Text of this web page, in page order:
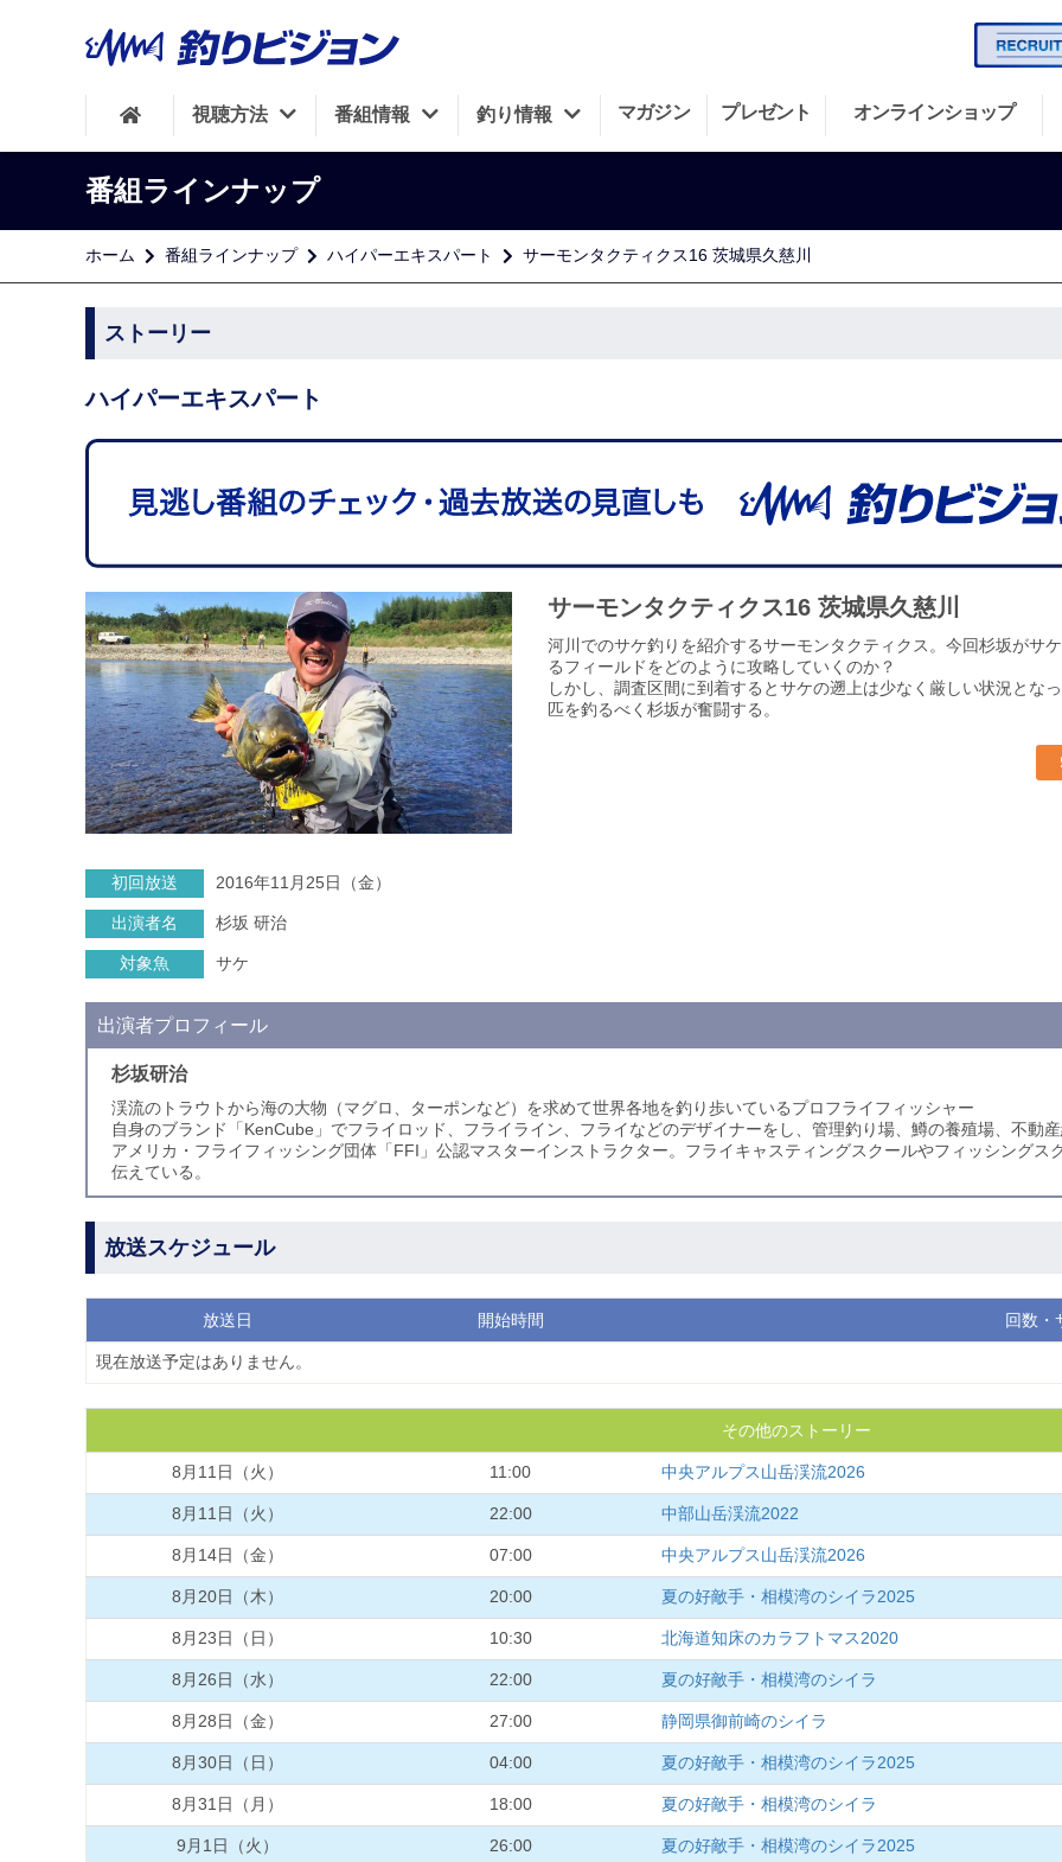
視聴方法 番組情報 釣り情報 マガジン プレゼント オンラインショップ
番組ラインナップ
ホーム 番組ラインナップ ハイパーエキスパート サーモンタクティクス16 茨城県久慈川
ストーリー
ハイパーエキスパート
サーモンタクティクス16 茨城県久慈川
河川でのサケ釣りを紹介するサーモンタクティクス。今回杉坂がサ
るフィールドをどのように攻略していくのか？
しかし、調査区間に到着するとサケの遡上は少なく厳しい状況とな
匹を釣るべく杉坂が奮闘する。
初回放送 2016年11月25日（金）
出演者名 杉坂 研治
対象魚 サケ
出演者プロフィール
杉坂研治
渓流のトラウトから海の大物（マグロ、ターポンなど）を求めて世界各地を釣り歩いているプロフライフィッシャー
自身のブランド「KenCube」でフライロッド、フライライン、フライなどのデザイナーをし、管理釣り場、鱒の養殖場、不動
アメリカ・フライフィッシング団体「FFI」公認マスターインストラクター。フライキャスティングスクールやフィッシング
伝えている。
放送スケジュール
放送日 開始時間 回数・
現在放送予定はありません。
その他のストーリー
8月11日（火） 11:00 中央アルプス山岳渓流2026
8月11日（火） 22:00 中部山岳渓流2022
8月14日（金） 07:00 中央アルプス山岳渓流2026
8月20日（木） 20:00 夏の好敵手・相模湾のシイラ2025
8月23日（日） 10:30 北海道知床のカラフトマス2020
8月26日（水） 22:00 夏の好敵手・相模湾のシイラ
8月28日（金） 27:00 静岡県御前崎のシイラ
8月30日（日） 04:00 夏の好敵手・相模湾のシイラ2025
8月31日（月） 18:00 夏の好敵手・相模湾のシイラ
9月1日（火） 26:00 夏の好敵手・相模湾のシイラ2025